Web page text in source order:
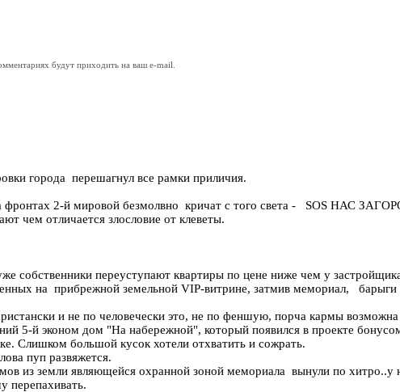
будут приходить на ваш e-mail.
города перешагнул все рамки приличия.
фронтах 2-й мировой безмолвно кричат с того света - SOS
чем отличается злословие от клеветы.
собственники переуступают квартиры по цене ниже чем у
на прибрежной земельной VIP-витрине, затмив мемориал, барыги
и не по человечески это, не по феншую, порча кармы возможна
5-й эконом дом "На набережной", который появился в проекте
Слишком большой кусок хотели отхватить и сожрать.
пуп развяжется.
из земли являющейся охранной зоной мемориала вынули по хитро..у
перепахивать.